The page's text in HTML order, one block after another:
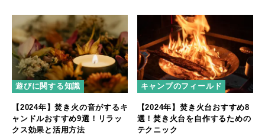
遊びに関する知識
【2024年】焚き火の音がするキ
ャンドルおすすめ9選！リラッ
クス効果と活用方法
キャンプのフィールド
【2024年】焚き火台おすすめ8
選！焚き火台を自作するための
テクニック